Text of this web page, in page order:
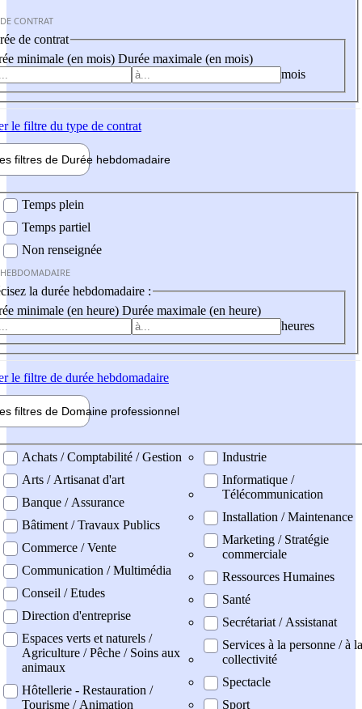
CONTRAT
de contrat
minimale (en mois) Durée maximale (en mois)
mois
le filtre du type de contrat
filtres de Durée hebdomadaire
Temps plein
Temps partiel
Non renseignée
la durée hebdomadaire :
minimale (en heure) Durée maximale (en heure)
heures
le filtre de durée hebdomadaire
filtres de Domaine professionnel
professionel
Achats / Comptabilité / Gestion
Arts / Artisanat d'art
Banque / Assurance
Bâtiment / Travaux Publics
Commerce / Vente
Communication / Multimédia
Conseil / Etudes
Direction d'entreprise
Espaces verts et naturels /
Agriculture / Pêche / Soins aux
animaux
Hôtellerie - Restauration /
Tourisme / Animation
Industrie
Informatique /
Télécommunication
Installation / Maintenance
Marketing / Stratégie
commerciale
Ressources Humaines
Santé
Secrétariat / Assistanat
Services à la personne / à la
collectivité
Spectacle
Sport